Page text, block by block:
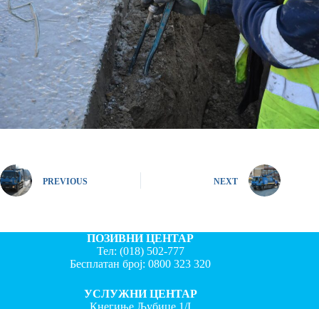
PREVIOUS NEXT
ПОЗИВНИ ЦЕНТАР
Тел: (018) 502-777
Бесплатан број:0800 323 320
УСЛУЖНИ ЦЕНТАР
Кнегиње Љубице 1/I